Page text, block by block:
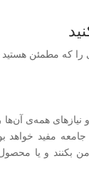
که مطمئن هستید
همه‌ی آن‌ها
مفید خواهد
من بکنند و یا